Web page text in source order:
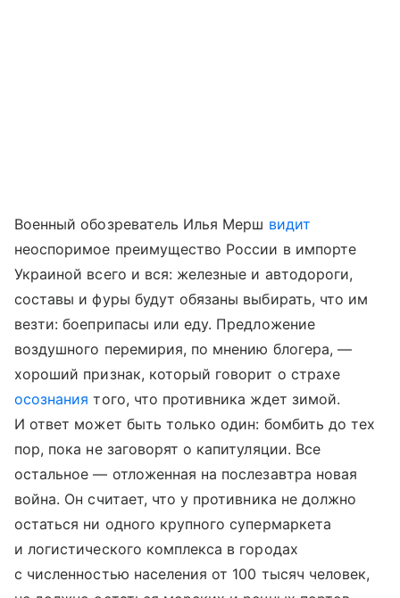
Военный обозреватель Илья Мерш видит
неоспоримое преимущество России в импорте
Украиной всего и вся: железные и автодороги,
составы и фуры будут обязаны выбирать, что им
везти: боеприпасы или еду. Предложение
воздушного перемирия, по мнению блогера, —
хороший признак, который говорит о страхе
осознания того, что противника ждет зимой.
И ответ может быть только один: бомбить до тех
пор, пока не заговорят о капитуляции. Все
остальное — отложенная на послезавтра новая
война. Он считает, что у противника не должно
остаться ни одного крупного супермаркета
и логистического комплекса в городах
с численностью населения от 100 тысяч человек,